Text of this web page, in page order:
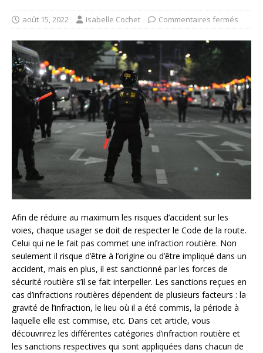
août 15, 2022 Isabelle Cochet Commentaires fermés
Afin de réduire au maximum les risques d’accident sur les
voies, chaque usager se doit de respecter le Code de la route.
Celui qui ne le fait pas commet une infraction routière. Non
seulement il risque d’être à l’origine ou d’être impliqué dans un
accident, mais en plus, il est sanctionné par les forces de
sécurité routière s’il se fait interpeller. Les sanctions reçues en
cas d’infractions routières dépendent de plusieurs facteurs : la
gravité de l’infraction, le lieu où il a été commis, la période à
laquelle elle est commise, etc. Dans cet article, vous
découvrirez les différentes catégories d’infraction routière et
les sanctions respectives qui sont appliquées dans chacun de